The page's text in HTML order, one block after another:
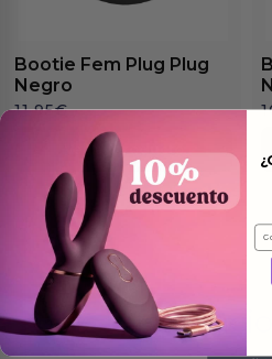
Bootie Fem Plug Plug
Negro
11.95€
Ver el producto
Más